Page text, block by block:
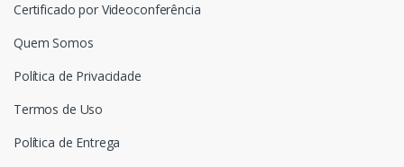
Certificado por Videoconferência
Quem Somos
Política de Privacidade
Termos de Uso
Política de Entrega